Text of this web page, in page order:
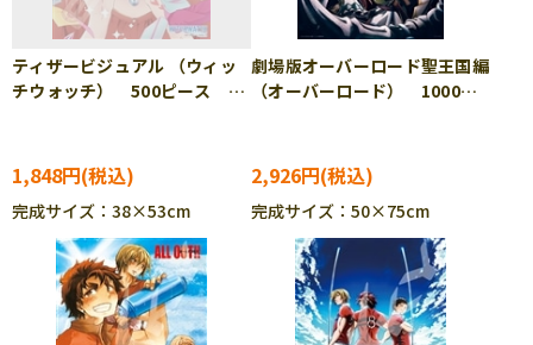
ティザービジュアル （ウィッ
チウォッチ） 500ピース ジ
1,848円
完成サイズ：38×53cm
劇場版オーバーロード聖王国編
（オーバーロード） 1000ピ
2,926円
完成サイズ：50×75cm